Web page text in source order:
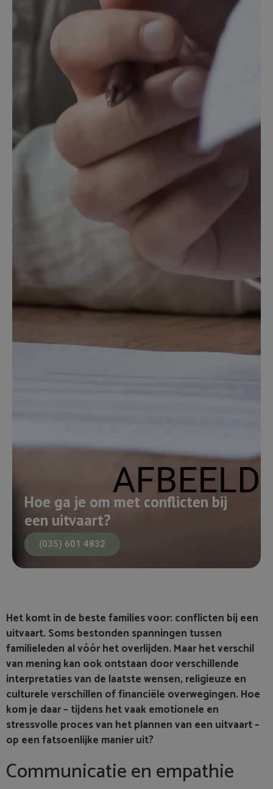
Hoe ga je om met conflicten bij
een uitvaart?
(035) 601 4832
Het komt in de beste families voor: conflicten bij een
uitvaart. Soms bestonden spanningen tussen
familieleden al vóór het overlijden. Maar het verschil
van mening kan ook ontstaan door verschillende
interpretaties van de laatste wensen, religieuze en
culturele verschillen of financiële overwegingen. Hoe
kom je daar – tijdens het vaak emotionele en
stressvolle proces van het plannen van een uitvaart –
op een fatsoenlijke manier uit?
Communicatie en empathie